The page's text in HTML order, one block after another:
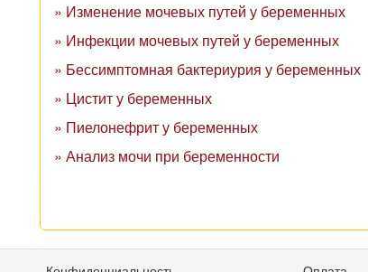
» Изменение мочевых путей у беременных
» Инфекции мочевых путей у беременных
» Бессимптомная бактериурия у беременных
» Цистит у беременных
» Пиелонефрит у беременных
» Анализ мочи при беременности